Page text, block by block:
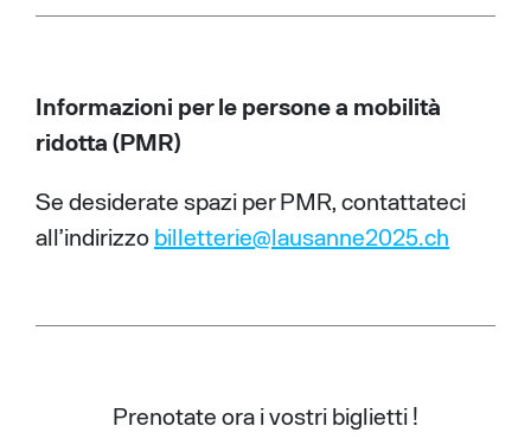
Informazioni per le persone a mobilità
ridotta (PMR)
Se desiderate spazi per PMR, contattateci
all’indirizzo billetterie@lausanne2025.ch
Prenotate ora i vostri biglietti !